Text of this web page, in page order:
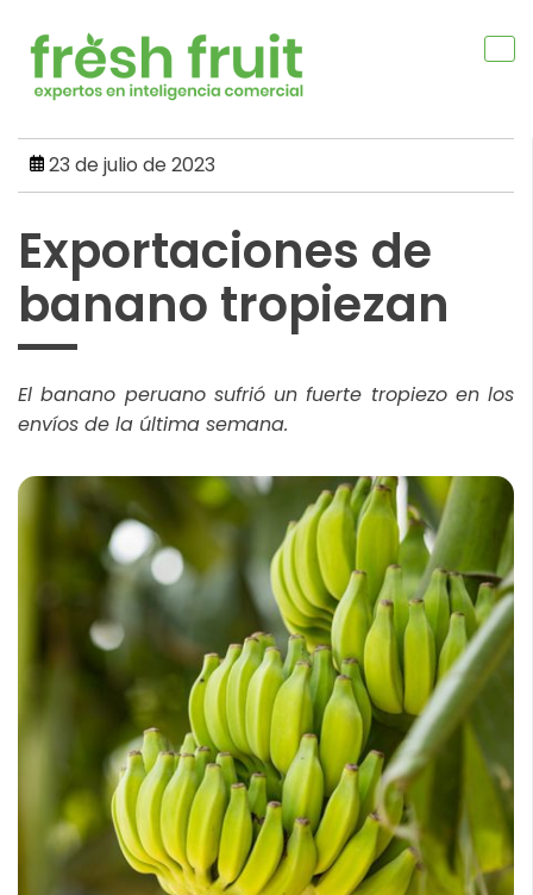
content
23 de julio de 2023
Exportaciones de
banano tropiezan
El banano peruano sufrió un fuerte tropiezo en los
envíos de la última semana.